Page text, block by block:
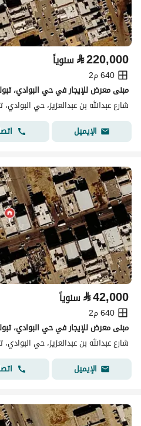
⃁220,000 سنوياً
640 م2
مبنى معرض للإيجار في حي البوادي،
شارع عبدالله بن عبدالعزيز، حي البوادي،
الإيميل
⃁42,000 سنوياً
640 م2
مبنى معرض للإيجار في حي البوادي،
شارع عبدالله بن عبدالعزيز، حي البوادي،
الإيميل